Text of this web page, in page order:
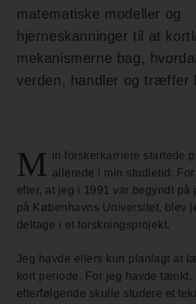
matematiske modeller og
hjerneskanninger til at
mekanismerne bag,
verden, handler og træffer
M
in forskerkarriere startede
allerede i min studietid.
efter, at jeg i 1991 var begyndt på
på Københavns Universitet, blev
deltage i et forskningsprojekt.
Jeg havde ellers kun planlagt at
kort periode. For jeg havde tænkt,
efterfølgende skulle studere et